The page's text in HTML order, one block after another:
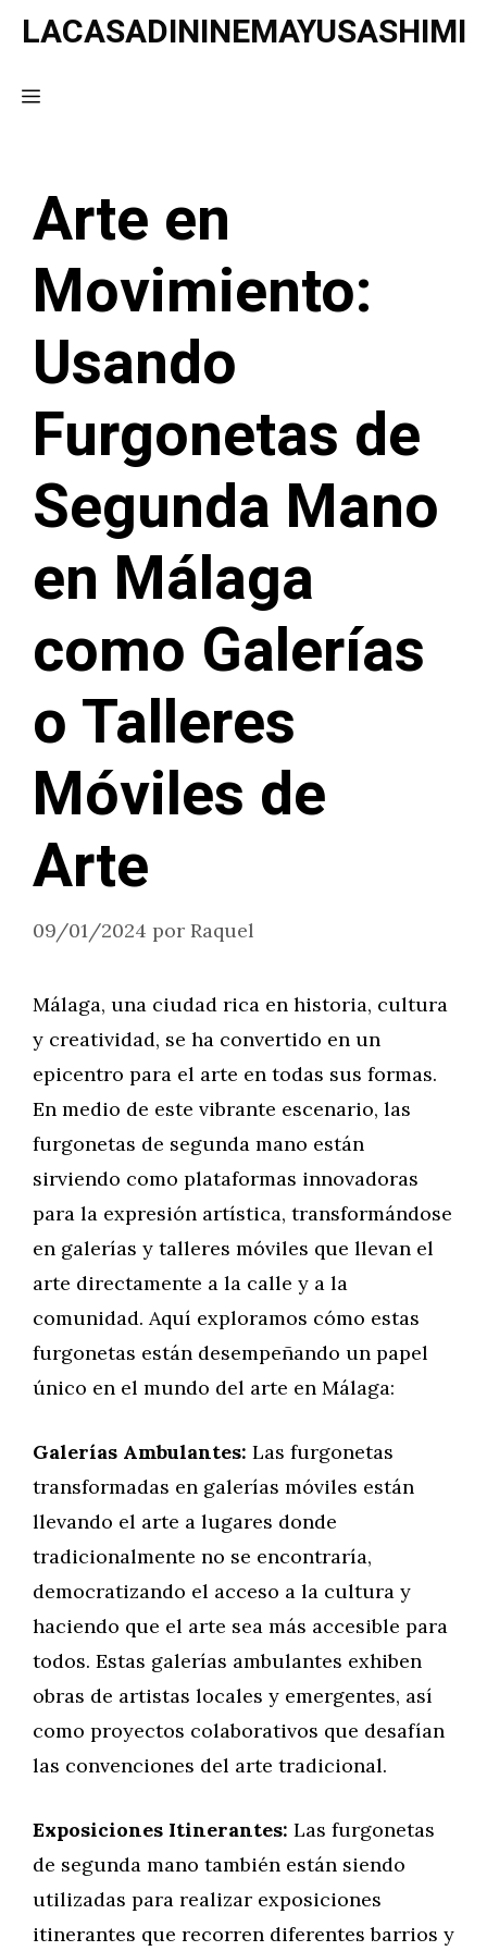
Saltar
contenido
LACASADININEMAYUSASHIMI
Menú
Arte en
Movimiento:
Usando
Furgonetas de
Segunda Mano
en Málaga
como Galerías
o Talleres
Móviles de
Arte
09/01/2024 por Raquel
Málaga, una ciudad rica en historia, cultura
y creatividad, se ha convertido en un
epicentro para el arte en todas sus formas.
En medio de este vibrante escenario, las
furgonetas de segunda mano están
sirviendo como plataformas innovadoras
para la expresión artística, transformándose
en galerías y talleres móviles que llevan el
arte directamente a la calle y a la
comunidad. Aquí exploramos cómo estas
furgonetas están desempeñando un papel
único en el mundo del arte en Málaga:
Galerías Ambulantes: Las furgonetas
transformadas en galerías móviles están
llevando el arte a lugares donde
tradicionalmente no se encontraría,
democratizando el acceso a la cultura y
haciendo que el arte sea más accesible para
todos. Estas galerías ambulantes exhiben
obras de artistas locales y emergentes, así
como proyectos colaborativos que desafían
las convenciones del arte tradicional.
Exposiciones Itinerantes: Las furgonetas
de segunda mano también están siendo
utilizadas para realizar exposiciones
itinerantes que recorren diferentes barrios y